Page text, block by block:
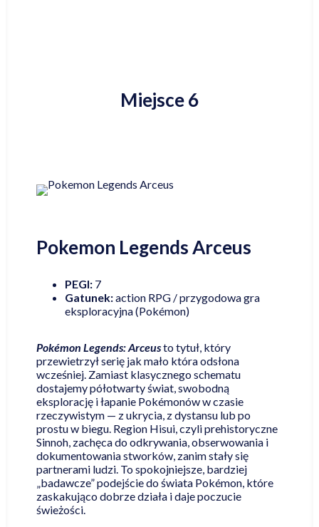
Miejsce 6
Pokemon Legends Arceus
PEGI: 7
Gatunek:action RPG / przygodowa gra
eksploracyjna (Pokémon)
Pokémon Legends: Arceusto tytuł, który
przewietrzył serię jak mało która odsłona
wcześniej. Zamiast klasycznego schematu
dostajemy półotwarty świat, swobodną
eksplorację i łapanie Pokémonów w czasie
rzeczywistym — z ukrycia, z dystansu lub po
prostu w biegu. Region Hisui, czyli prehistoryczne
Sinnoh, zachęca do odkrywania, obserwowania i
dokumentowania stworków, zanim stały się
partnerami ludzi. To spokojniejsze, bardziej
„badawcze” podejście do świata Pokémon, które
zaskakująco dobrze działa i daje poczucie
świeżości.